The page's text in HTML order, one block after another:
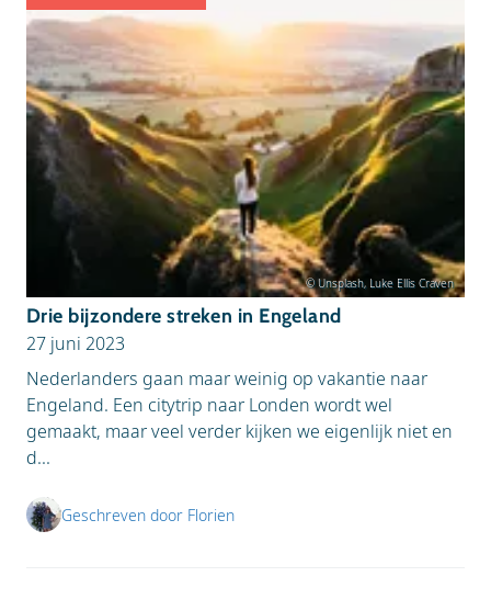
© Unsplash, Luke Ellis Craven
Drie bijzondere streken in Engeland
27 juni 2023
Nederlanders gaan maar weinig op vakantie naar
Engeland. Een citytrip naar Londen wordt wel
gemaakt, maar veel verder kijken we eigenlijk niet en
d...
Geschreven door Florien